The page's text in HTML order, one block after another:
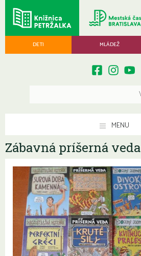
DETI MLÁDEŽ
MENU
Zábavná príšerná veda